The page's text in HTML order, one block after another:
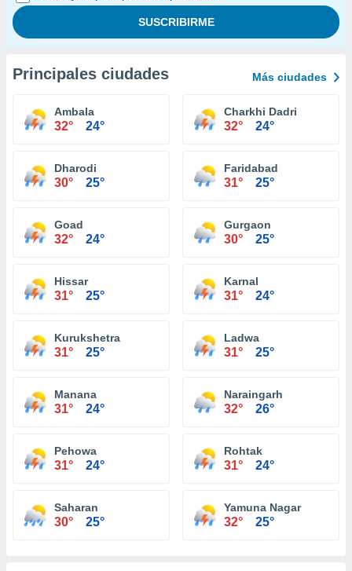
Principales ciudades Más ciudades
Ambala
32° 24°
Charkhi Dadri
32° 24°
Dharodi
30° 25°
Faridabad
31° 25°
Goad
32° 24°
Gurgaon
30° 25°
Hissar
31° 25°
Karnal
31° 24°
Kurukshetra
31° 25°
Ladwa
31° 25°
Manana
31° 24°
Naraingarh
32° 26°
Pehowa
31° 24°
Rohtak
31° 24°
Saharan
30° 25°
Yamuna Nagar
32° 25°